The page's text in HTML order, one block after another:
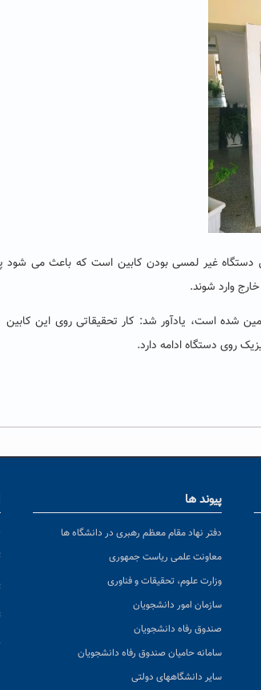
دستگاه غیر لمسی بودن کابین است که باعث می شود
وارد شوند.
شده است، یادآور شد: کار تحقیقاتی روی این
روی دستگاه ادامه دارد.
پیوند ها
دفتر نهاد مقام معظم رهبری در دانشگاه ها
معاونت علمی ریاست جمهوری
وزارت علوم، تحقیقات و فناوری
سازمان امور دانشجویان
صندوق رفاه دانشجویان
سامانه حامیان صندوق رفاه دانشجویان
سایر دانشگاههای دولتی